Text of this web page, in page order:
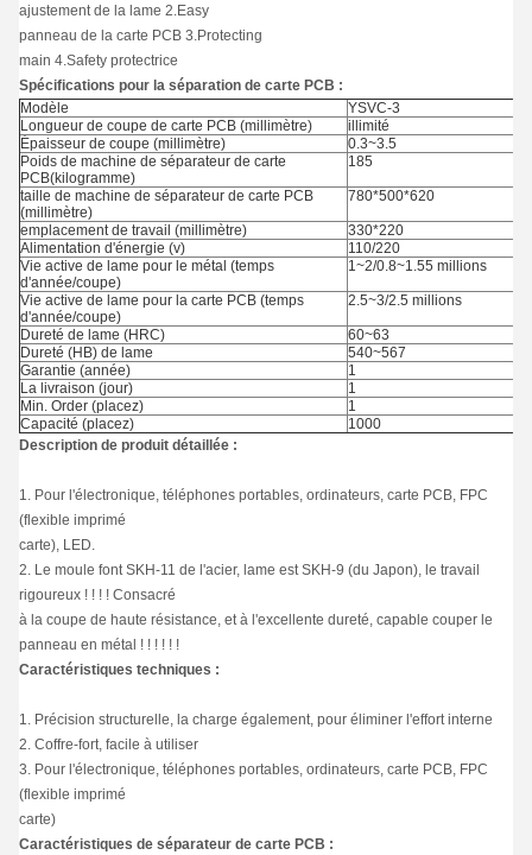
ajustement de la lame 2.Easy
panneau de la carte PCB 3.Protecting
main 4.Safety protectrice
Spécifications pour la séparation de carte PCB :
Modèle
YSVC-3
Longueur de coupe de carte PCB (millimètre)
illimité
Épaisseur de coupe (millimètre)
0.3~3.5
Poids de machine de séparateur de carte
PCB(kilogramme)
185
taille de machine de séparateur de carte PCB
(millimètre)
780*500*620
emplacement de travail (millimètre)
330*220
Alimentation d'énergie (v)
110/220
Vie active de lame pour le métal (temps
d'année/coupe)
1~2/0.8~1.55 millions
Vie active de lame pour la carte PCB (temps
d'année/coupe)
2.5~3/2.5 millions
Dureté de lame (HRC)
60~63
Dureté (HB) de lame
540~567
Garantie (année)
1
La livraison (jour)
1
Min. Order (placez)
1
Capacité (placez)
1000
Description de produit détaillée :
1. Pour l'électronique, téléphones portables, ordinateurs, carte PCB, FPC
(flexible imprimé
carte), LED.
2. Le moule font SKH-11 de l'acier, lame est SKH-9 (du Japon), le travail
rigoureux ! ! ! ! Consacré
à la coupe de haute résistance, et à l'excellente dureté, capable couper le
panneau en métal ! ! ! ! ! !
Caractéristiques techniques :
1. Précision structurelle, la charge également, pour éliminer l'effort interne
2. Coffre-fort, facile à utiliser
3. Pour l'électronique, téléphones portables, ordinateurs, carte PCB, FPC
(flexible imprimé
carte)
Caractéristiques de séparateur de carte PCB :